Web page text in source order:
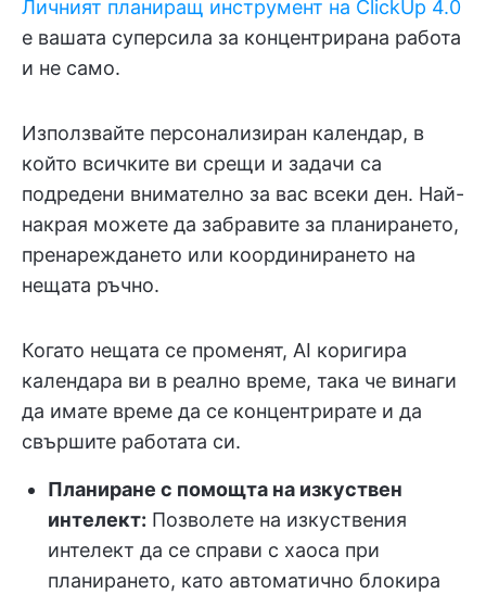
Личният планиращ инструмент на ClickUp 4.0
е вашата суперсила за концентрирана работа
и не само.
Използвайте персонализиран календар, в
който всичките ви срещи и задачи са
подредени внимателно за вас всеки ден. Най-
накрая можете да забравите за планирането,
пренареждането или координирането на
нещата ръчно.
Когато нещата се променят, AI коригира
календара ви в реално време, така че винаги
да имате време да се концентрирате и да
свършите работата си.
Планиране с помощта на изкуствен
интелект: Позволете на изкуствения
интелект да се справи с хаоса при
планирането, като автоматично блокира